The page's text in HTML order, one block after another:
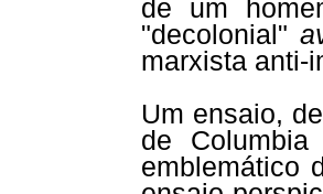
de um
"decolonial"
marxista anti-
Um ensaio,
de
emblemático